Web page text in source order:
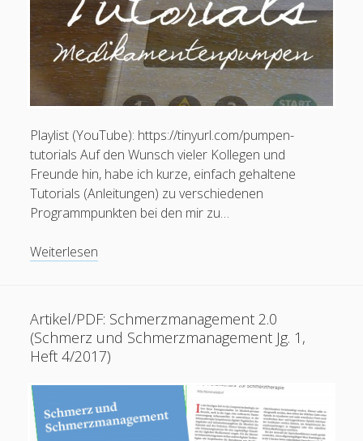
/
Betreuungskräfte
Akademie)
Playlist (YouTube): https://tinyurl.com/pumpen-
tutorials Auf den Wunsch vieler Kollegen und
Freunde hin, habe ich kurze, einfach gehaltene
Tutorials (Anleitungen) zu verschiedenen
Programmpunkten bei den mir zu…
Weiterlesen
Artikel/PDF: Schmerzmanagement 2.0
(Schmerz und Schmerzmanagement Jg. 1,
Heft 4/2017)